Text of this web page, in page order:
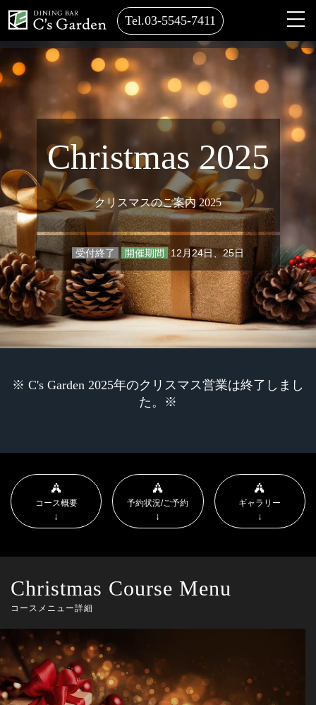
Tel.03-5545-7411
Christmas 2025
クリスマスのご案内 2025
受付終了 開催期間 12月24日、25日
※ C's Garden 2025年のクリスマス営業は終了しまし
た。※
コース概要 予約状況/ご予約 ギャラリー
Christmas Course Menu
コースメニュー詳細